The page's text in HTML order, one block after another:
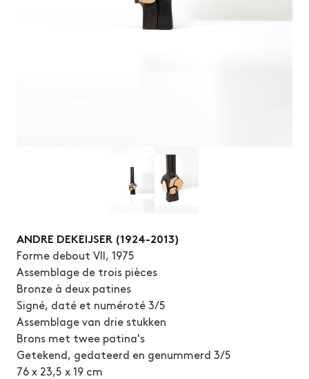
ANDRE DEKEIJSER (1924-2013)
Forme debout VII, 1975
Assemblage de trois pièces
Bronze à deux patines
Signé, daté et numéroté 3/5
Assemblage van drie stukken
Brons met twee patina's
Getekend, gedateerd en genummerd 3/5
76 x 23,5 x 19 cm